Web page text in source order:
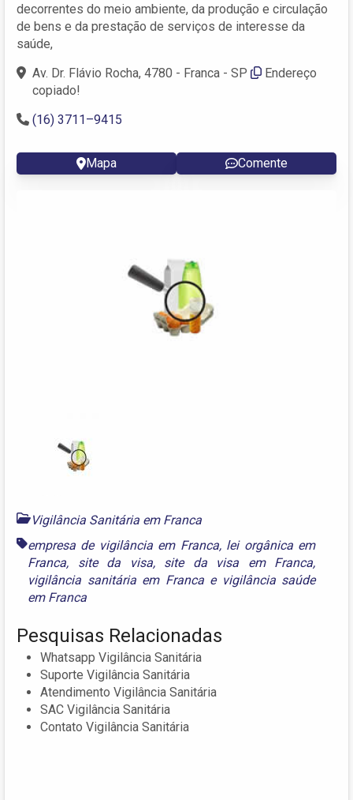
decorrentes do meio ambiente, da produção e circulação
de bens e da prestação de serviços de interesse da
saúde,
Av. Dr. Flávio Rocha, 4780 - Franca - SP
Endereço
copiado!
(16) 3711–9415
Mapa Comente
Vigilância Sanitária em Franca
empresa de vigilância em Franca, lei orgânica em
Franca, site da visa, site da visa em Franca,
vigilância sanitária em Francae vigilância saúde
em Franca
Pesquisas Relacionadas
Whatsapp Vigilância Sanitária
Suporte Vigilância Sanitária
Atendimento Vigilância Sanitária
SAC Vigilância Sanitária
Contato Vigilância Sanitária